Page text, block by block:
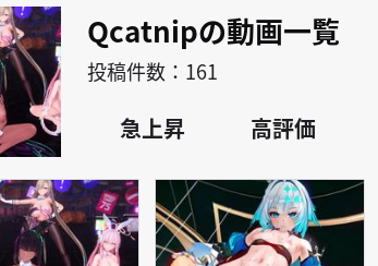
Qcatnipの動画一覧
投稿件数：161
急上昇 高評価